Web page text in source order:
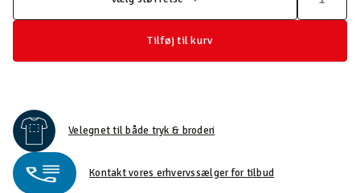
Tilføj til kurv
Velegnet til både tryk & broderi
Kontakt vores erhvervssælger for tilbud